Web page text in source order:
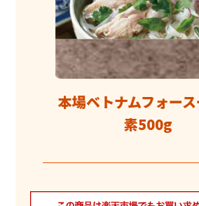
本場ベトナムフォー
素500g